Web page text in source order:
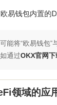
易钱包内置的
可能将“欧易钱包
通过OKX官网下
领域的应